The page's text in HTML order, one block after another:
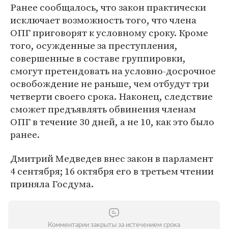
Ранее сообщалось, что закон практически
исключает возможность того, что члена
ОПГ приговорят к условному сроку. Кроме
того, осужденные за преступления,
совершенные в составе группировки,
смогут претендовать на условно-досрочное
освобождение не раньше, чем отбудут три
четверти своего срока. Наконец, следствие
сможет предъявлять обвинения членам
ОПГ в течение 30 дней, а не 10, как это было
ранее.
Дмитрий Медведев внес закон в парламент
4 сентября; 16 октября его в третьем чтении
приняла Госдума.
Комментарии закрыты за истечением срока